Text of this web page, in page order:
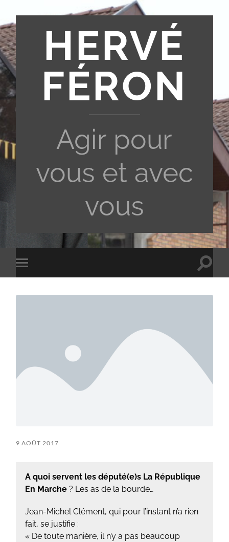
HERVÉ
FÉRON
Agir pour
vous et avec
vous
Toggle
mobile
Toggle
9 AOÛT 2017
A quoi servent les député(e)s La République
En Marche? Les as de la bourde…
Jean-Michel Clément, qui pour l’instant n’a rien
fait, se justifie :
« De toute manière, il n’y a pas beaucoup